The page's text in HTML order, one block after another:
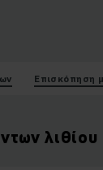
Επισκόπηση
λιθίου